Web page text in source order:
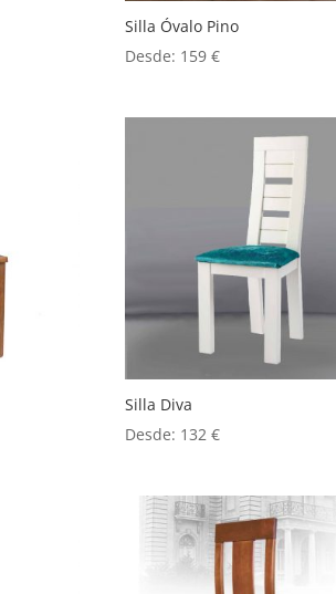
Silla Óvalo Pino
Desde: 159€
Silla Diva
Desde: 132€